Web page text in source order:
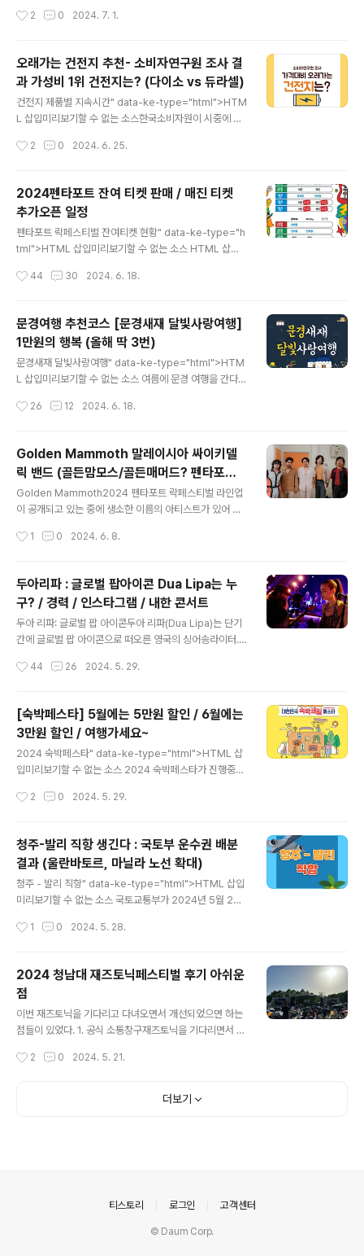
대] 7월 5일 오픈하는 부산 신상호텔 / 예약 / 요금소노문
는 부산시 해운대구 해운대해변로 237번길 12 2024년
7월 5일 OPEN! 소노문 해운대는 기존 '이비스 앰배서더
해운대'였던 곳을 내/mm00624.tistory.com 1. 스탠다
드 더블정원 : 2인면적 : 18.25㎡위치 : 3~18층구성 : 침
실, 화장실침대 : 더블체크인 : 15:00체크아웃 : 11:00 스
스 소노문(구. 대명리조트) 해..
2 0 2024. 7. 1.
오래가는 건전지 추천- 소비자연구원 조사 결
과 가성비 1위 건전지는? (다이소 vs 듀라셀)
건전지 제품별 지속시간" data-ke-type="html">HTM
L 삽입미리보기할 수 없는 소스한국소비자원이 시중에 유
경제성 등을 시험평가했다. 건전지 시험평가 대상제품 다
라 알카라인벡셀 프리미엄 알카라인벡셀 플래티넘 알카라
인에너자이저 알카라인에너자이저 알카라인 맥스AAA형
건전지 성능 비교AAA건전지브랜드제품명평가저부하(오
디오, 도어락)중부하(작동완구)중부하 (휴대용 전등)다이
소네오셀 알카라인 ★ ★ ★ ★ ★ ★ ★ ★ ★ 듀라셀디
★ ★ ★ ★ 벡셀프리미엄 알카라인★★ ★ 플래티넘 알
2 0 2024. 6. 25.
2024펜타포트 잔여 티켓 판매 / 매진 티켓
추가오픈 일정
펜타포트 락페스티벌 잔여티켓 현황" data-ke-type="h
tml">HTML 삽입미리보기할 수 없는 소스 HTML 삽입
라인업 발표와 레귤러티켓(일반) 예매가 오픈되었다. 3차
624.tistory.com/418" data-og-url="https://mm0
0624.tistory.com/418" data-og-image="https://
scrap.kakaocdn.net/dn/HNlFu/hyWoMpQnco/xF
Stiuk2JS9gW4glY2yVL1/img.png?width=800&h
44 30 2024. 6. 18.
문경여행 추천코스 [문경새재 달빛사랑여행]
1만원의 행복 (올해 딱 3번)
문경새재 달빛사랑여행" data-ke-type="html">HTM
L 삽입미리보기할 수 없는 소스 여름에 문경 여행을 간다면
해(2024년) 18회째를 맞이하는 행사다. 행사 일정 2024
째 여행 7월 20일 (토)세번째 여행 8월 17일 (토) ※ 참가
비 : 1인당 10,000원(만 36개월 미만 무료) 프로그램"
data-ke-type="html">HTML 삽입미리보기할 수 없
는 소스시간소요시간장소내용17:00 ~ 17:2020분야외
공연장✅집결 및 등록- 참가자 확인- 조편성- 가방, 우의,
18:2060분옛길박물관 및생태미로..
26 12 2024. 6. 18.
Golden Mammoth 말레이시아 싸이키델
릭 밴드 (골든맘모스/골든매머드? 펜타포트
라인업)
Golden Mammoth2024 펜타포트 락페스티벌 라인업
이 공개되고 있는 중에 생소한 이름의 아티스트가 있어 찾
ammoth다.골든매머드라고 불러야 하는지 골든맘모스라
드 Golden Mammoth " data-ke-type="html">HT
ML 삽입미리보기할 수 없는 소스밴드 구성보컬과 리드 기
타를 맡은 Syabil Alyahya드럼의 Que Azeem베이스
의 Hadeef Azlan키보드의 Ojay Kushairi리듬 기타의
Low Hao Zhe 보컬이자 리드기타인 Syabil이 방에서 음
후에 Que, Ojay, Hadeef, ..
1 0 2024. 6. 8.
두아리파 : 글로벌 팝아이콘 Dua Lipa는 누
구? / 경력 / 인스타그램 / 내한 콘서트
두아 리파: 글로벌 팝 아이콘두아 리파(Dua Lipa)는 단기
간에 글로벌 팝 아이콘으로 떠오른 영국의 싱어송라이터.
data-ke-type="html">HTML 삽입미리보기할 수 없
p Management와 계약하면서 음악 경력을 시작했다.칵
테일 바에서 일하다가 Tap Management의 벤 모슨과
에드 밀렛의 제안으로 음악에 전념하게 됐다.이때 "Hotte
r than Hell"을 공동 작곡했으며, 이는 2014년 Warner
Bros. Records와의 계약으로 이어졌다. 2015년, 그녀
e"이 유럽에서 큰..
44 26 2024. 5. 29.
[숙박페스타] 5월에는 5만원 할인 / 6월에는
3만원 할인 / 여행가세요~
2024 숙박페스타" data-ke-type="html">HTML 삽
입미리보기할 수 없는 소스 2024 숙박페스타가 진행중이
트들이 진행 중이다. 특히 5월 28일 ~ 5월 30일까지는
할인혜택은 7만원 이상 숙박시 5만원 할인! 입실 기간 : 5
월 28일 ~ 7월 14일사용지역 : 12개 지역 강원, 경남, 경
북, 광주, 대구, 대전, 부산, 울산, 전남, 전북, 충남, 충북사
용처 : 국내 숙박업소 (호텔, 펜션, 모텔 등)발급기간 ① 지
역특별기획전 : 5/28 ~ 5/30② 본편 : 6/3 ~ 6/30 " dat
스 숙박페스타..
2 0 2024. 5. 29.
청주-발리 직항 생긴다 : 국토부 운수권 배분
결과 (울란바토르, 마닐라 노선 확대)
청주 - 발리 직항" data-ke-type="html">HTML 삽입
미리보기할 수 없는 소스 국토교통부가 2024년 5월 26
청주-발리, 부산-발리, 부산-자카르타 노선이 신설되어 관
할 수 있다. 그동안 인도네시아 발리는 인천에서만 갈 수 있
었는데신규 노선이 취항하면 충청, 경상 주민들도 편리하
게 이용할 수 있을 것 같다. 발리는 비행 시간이 약 7시간
전후로, 동남아 여행지 중 거의 가장 긴 비행시간이 소요된
다.신혼여행, 휴양 여행으로 인기가 많은 발리를 지방에서
HTML 삽입미리보기할 수 없는 소스 또, 청주국제..
1 0 2024. 5. 28.
2024 청남대 재즈토닉페스티벌 후기 아쉬운
점
이번 재즈토닉을 기다리고 다녀오면서 개선되었으면 하는
점들이 있었다. 1. 공식 소통창구재즈토닉을 기다리면서 공
지 알 수 없었다.공식 홈페이지가 있지만 일부 팝업 공지 외
가 올라오는 편인데, "이미 공개되어있는 타임테이블이지
충청북도 내에 기부하면 된다는 답변을 들..
2 0 2024. 5. 21.
더보기
티스토리 로그인 고객센터
© Daum Corp.